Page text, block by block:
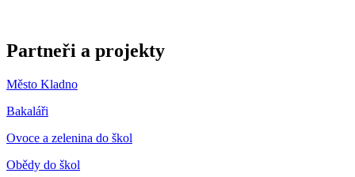
Partneři a projekty
Město Kladno
Bakaláři
Ovoce a zelenina do škol
Obědy do škol